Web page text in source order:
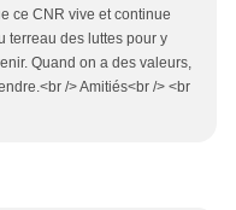
ce CNR vive et continue
terreau des luttes pour y
Quand on a des valeurs,
/> Amitiés<br /> <br